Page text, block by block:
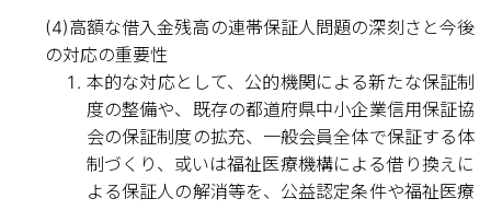
(4)高額な借入金残高の連帯保証人問題の深刻さと今後
の対応の重要性
本的な対応として、公的機関による新たな保証制
度の整備や、既存の都道府県中小企業信用保証協
会の保証制度の拡充、一般会員全体で保証する体
制づくり、或いは福祉医療機構による借り換えに
よる保証人の解消等を、公益認定条件や福祉医療